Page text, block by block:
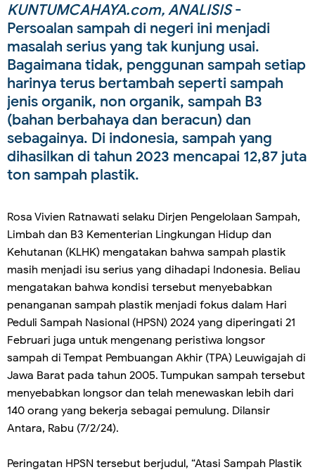
KUNTUMCAHAYA.com, ANALISIS-
Persoalan sampah di negeri ini menjadi
masalah serius yang tak kunjung usai.
Bagaimana tidak, penggunan sampah setiap
harinya terus bertambah seperti sampah
jenis organik, non organik, sampah B3
(bahan berbahaya dan beracun) dan
sebagainya. Di indonesia, sampah yang
dihasilkan di tahun 2023 mencapai 12,87 juta
ton sampah plastik.
Rosa Vivien Ratnawati selaku Dirjen Pengelolaan Sampah,
Limbah dan B3 Kementerian Lingkungan Hidup dan
Kehutanan (KLHK) mengatakan bahwa sampah plastik
masih menjadi isu serius yang dihadapi Indonesia. Beliau
mengatakan bahwa kondisi tersebut menyebabkan
penanganan sampah plastik menjadi fokus dalam Hari
Peduli Sampah Nasional (HPSN) 2024 yang diperingati 21
Februari juga untuk mengenang peristiwa longsor
sampah di Tempat Pembuangan Akhir (TPA) Leuwigajah di
Jawa Barat pada tahun 2005. Tumpukan sampah tersebut
menyebabkan longsor dan telah menewaskan lebih dari
140 orang yang bekerja sebagai pemulung. Dilansir
Antara, Rabu (7/2/24).
Peringatan HPSN tersebut berjudul, “Atasi Sampah Plastik